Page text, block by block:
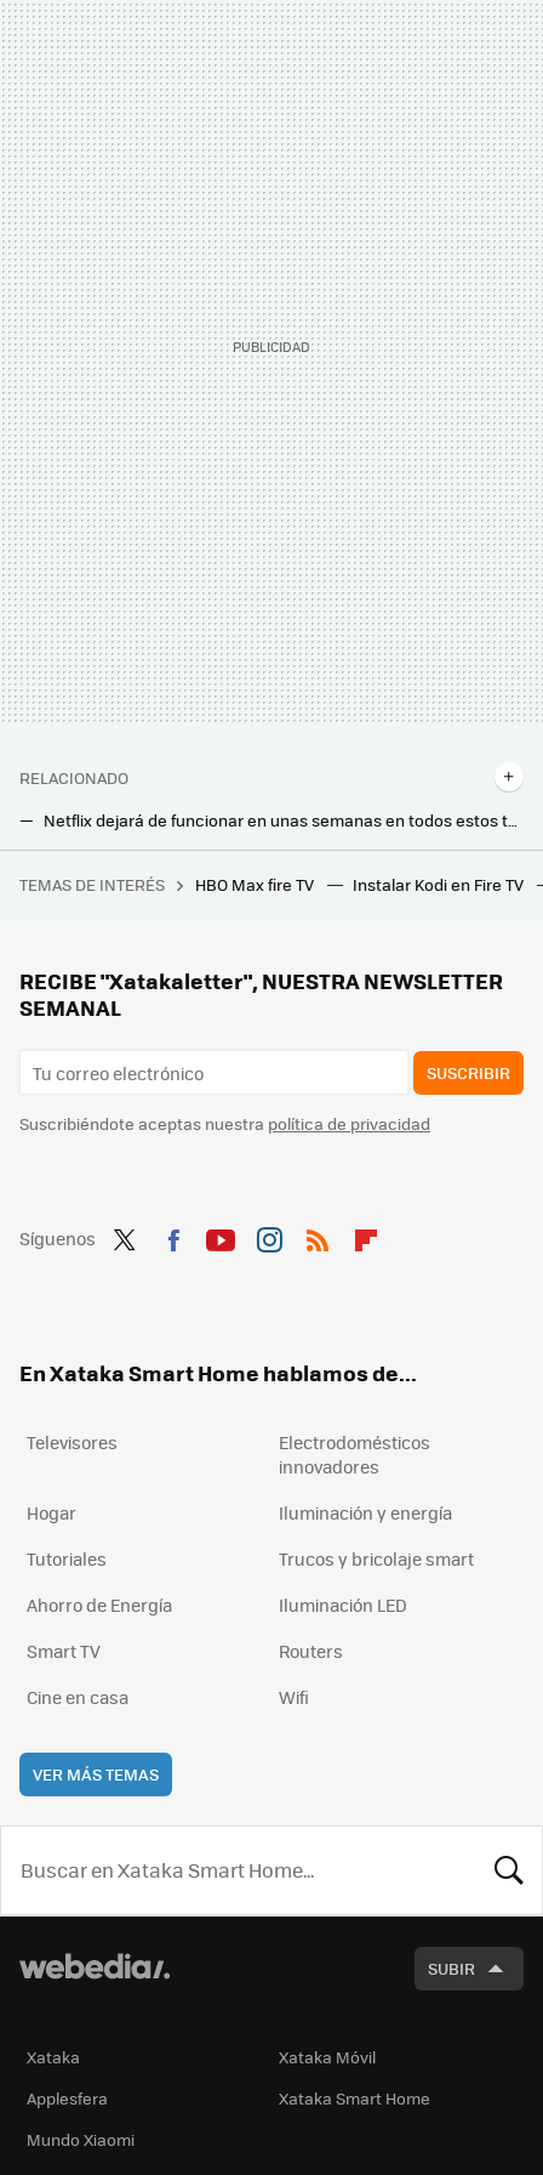
RELACIONADO
Netflix dejará de funcionar en unas semanas en todos estos televisores. Pero no te preocupes, porque podrás seguir usando la plataforma con estos métodos
Huawei no quiere marcarse "un Windows Phone" con HarmonyOS Next. Empieza su nueva era acompañada de muchas aplicaciones
TEMAS DE INTERÉS HBO Max fire TV Instalar Kodi en Fire TV
RECIBE "Xatakaletter", NUESTRA NEWSLETTER
SEMANAL
SUSCRIBIR
Suscribiéndote aceptas nuestra política de privacidad
Síguenos
En Xataka Smart Home hablamos de...
Televisores
Electrodomésticos
innovadores
Hogar
Iluminación y energía
Tutoriales
Trucos y bricolaje smart
Ahorro de Energía
Iluminación LED
Smart TV
Routers
Cine en casa
Wifi
VER MÁS TEMAS
SUBIR
Xataka
Xataka Móvil
Applesfera
Xataka Smart Home
Mundo Xiaomi